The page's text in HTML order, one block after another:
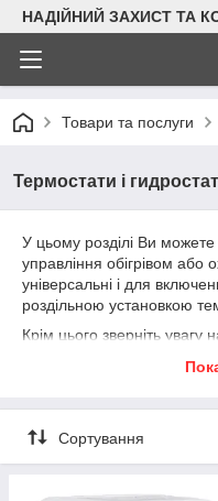
НАДІЙНИЙ ЗАХИСТ ТА
Товари та послуги
Термостати і
У цьому розділі Ви можете
управління обігрівом
універсальні і для
роздільною установкою
Крім цього зверніть увагу
боротися з надмірною
Сортування